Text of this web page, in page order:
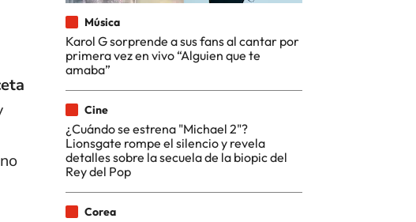
Música
Karol G sorprende a sus fans al cantar por
primera vez en vivo “Alguien que te
amaba”
Cine
¿Cuándo se estrena "Michael 2"?
Lionsgate rompe el silencio y revela
detalles sobre la secuela de la biopic del
Rey del Pop
Corea